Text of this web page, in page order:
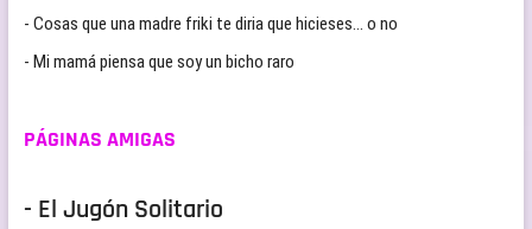
- Cosas que una madre friki te diria que hicieses… o no
- Mi mamá piensa que soy un bicho raro
PÁGINAS AMIGAS
- El Jugón Solitario